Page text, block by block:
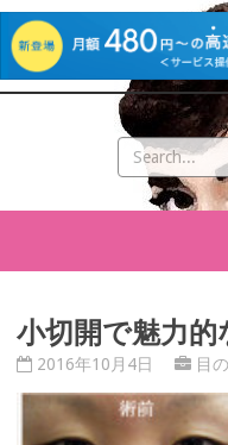
小切開で魅力
2016年10月4日 目